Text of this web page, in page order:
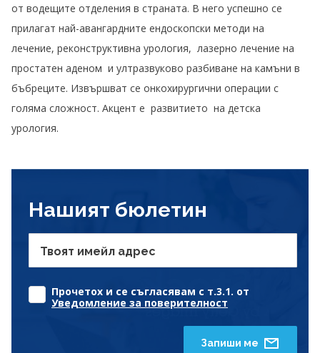
от водещите отделения в страната. В него успешно се
прилагат най-авангардните ендоскопски методи на
лечение, реконструктивна урология, лазерно лечение на
простатен аденом и ултразвуково разбиване на камъни в
бъбреците. Извършват се онкохирургични операции с
голяма сложност. Акцент е развитието на детска
урология.
Нашият бюлетин
Твоят имейл адрес
Прочетох и се съгласявам с т.3.1. от
Уведомление за поверителност
Запиши ме